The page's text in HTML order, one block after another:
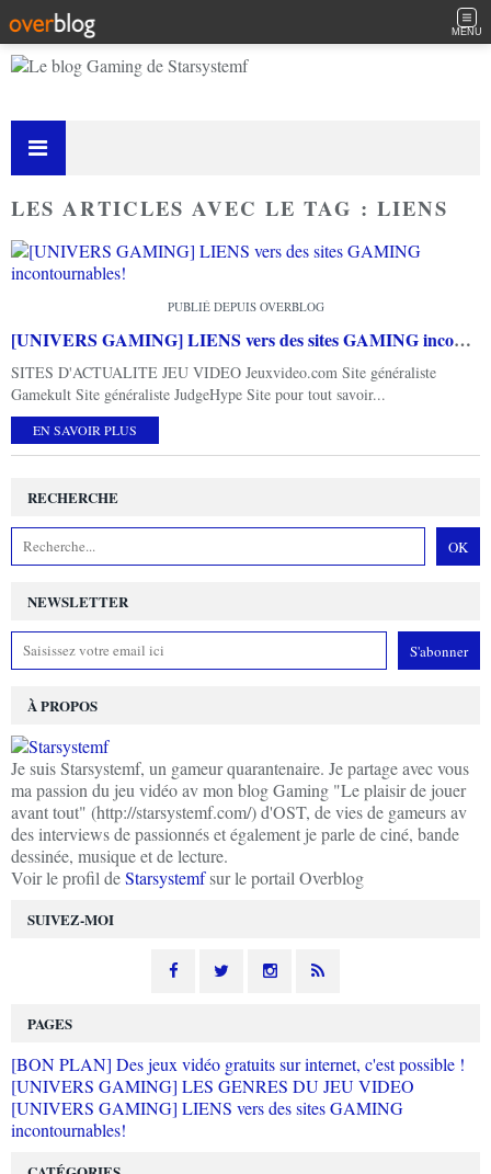
MENU
LES ARTICLES AVEC LE TAG : LIENS
PUBLIÉ DEPUIS OVERBLOG
[UNIVERS GAMING] LIENS vers des sites GAMING incontournables!
SITES D'ACTUALITE JEU VIDEO Jeuxvideo.com Site généraliste
Gamekult Site généraliste JudgeHype Site pour tout savoir...
EN SAVOIR PLUS
NEWSLETTER
SUIVEZ-MOI
RECHERCHE
À PROPOS
Je suis Starsystemf, un gameur quarantenaire. Je partage avec vous
ma passion du jeu vidéo av mon blog Gaming "Le plaisir de jouer
avant tout" (http://starsystemf.com/) d'OST, de vies de gameurs av
des interviews de passionnés et également je parle de ciné, bande
dessinée, musique et de lecture.
Voir le profil deStarsystemfsur le portail Overblog
PAGES
[BON PLAN] Des jeux vidéo gratuits sur internet, c'est possible !
[UNIVERS GAMING] LES GENRES DU JEU VIDEO
[UNIVERS GAMING] LIENS vers des sites GAMING
incontournables!